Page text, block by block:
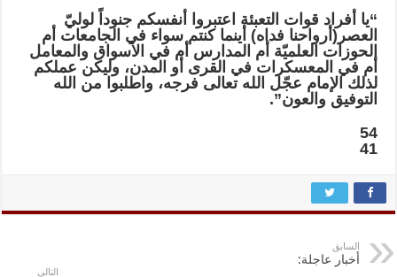
“يا أفراد قوات التعبئة اعتبروا أنفسكم جنوداً لوليّ
العصر(أرواحنا فداه) أينما كنتم سواء في الجامعات أم
الحوزات العلميّة أم المدارس أم في الأسواق والمعامل
أم في المعسكرات في القرى أو المدن، وليكن عملكم
لذلك الإمام عجّل الله تعالى فرجه، واطلبوا من الله
التوفيق والعون”.
54
41
السابق
أخبار عاجلة:
التالي